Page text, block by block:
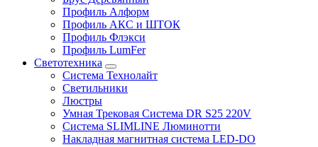
Профиль Алформ
Профиль АКС и ШТОК
Профиль Флэкси
Профиль LumFer
Светотехника
Система Технолайт
Светильники
Люстры
Умная Трековая Система DR S25 220V
Система SLIMLINE Люминотти
Накладная магнитная система LED-DO